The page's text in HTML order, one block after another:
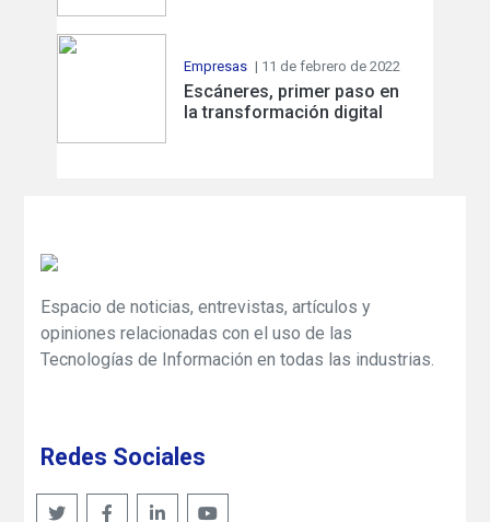
Empresas | 11 de febrero de 2022
Escáneres, primer paso en
la transformación digital
Espacio de noticias, entrevistas, artículos y
opiniones relacionadas con el uso de las
Tecnologías de Información en todas las industrias.
Redes Sociales